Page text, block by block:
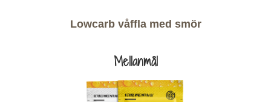
Lowcarb våffla med smör
Mellanmål